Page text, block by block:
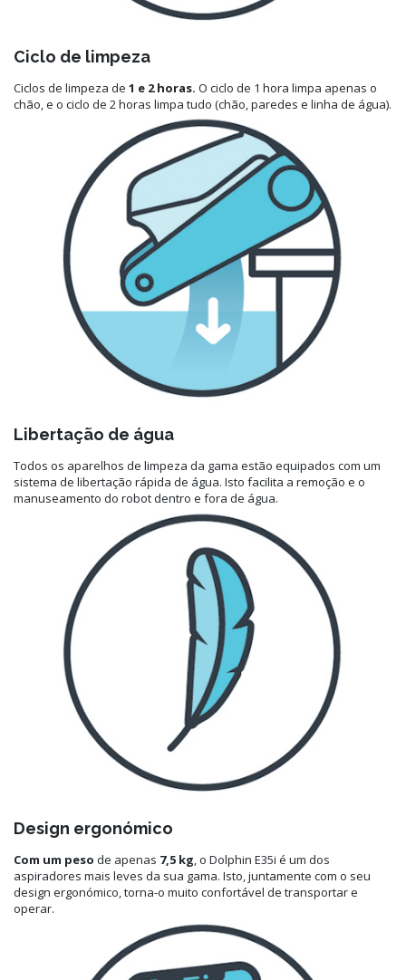
Ciclo de limpeza
Ciclos de limpeza de 1 e 2 horas. O ciclo de 1 hora limpa apenas o
chão, e o ciclo de 2 horas limpa tudo (chão, paredes e linha de água).
Libertação de água
Todos os aparelhos de limpeza da gama estão equipados com um
sistema de libertação rápida de água. Isto facilita a remoção e o
manuseamento do robot dentro e fora de água.
Design ergonómico
Com um peso de apenas 7,5 kg, o Dolphin E35i é um dos
aspiradores mais leves da sua gama. Isto, juntamente com o seu
design ergonómico, torna-o muito confortável de transportar e
operar.